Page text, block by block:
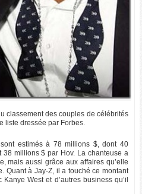
classement des couples de célébrités
liste dressée par Forbes.
estimés à 78 millions $, dont 40
millions $ par Hov. La chanteuse a
mais aussi grâce aux affaires qu’elle
Quant à Jay-Z, il a touché ce montant
West et d’autres business qu’il